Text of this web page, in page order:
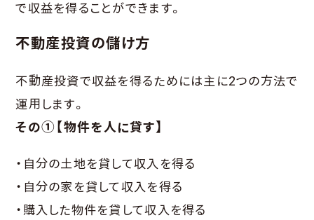
で収益を得ることができます。
不動産投資の儲け方
不動産投資で収益を得るためには主に2つの方法で
運用します。
その①【物件を人に貸す】
・自分の土地を貸して収入を得る
・自分の家を貸して収入を得る
・購入した物件を貸して収入を得る